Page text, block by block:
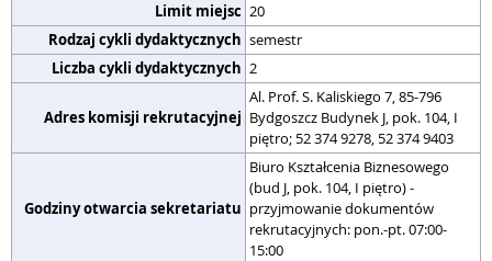
Limit miejsc 20
Rodzaj cykli dydaktycznych semestr
Liczba cykli dydaktycznych 2
Adres komisji rekrutacyjnej
Al. Prof. S. Kaliskiego 7, 85-796
Bydgoszcz Budynek J, pok. 104, I
piętro; 52 374 9278, 52 374 9403
Godziny otwarcia sekretariatu
Biuro Kształcenia Biznesowego
(bud J, pok. 104, I piętro) -
przyjmowanie dokumentów
rekrutacyjnych: pon.-pt. 07:00-
15:00